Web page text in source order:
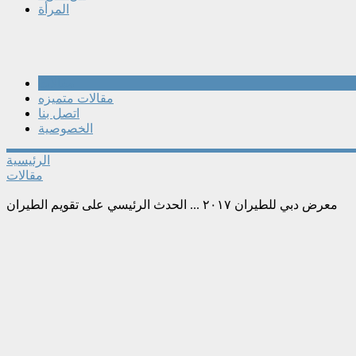
المرأة
مقالات متميزه
اتصل بنا
الخصوصية
الرئيسية
مقالات
معرض دبي للطيران ٢٠١٧ ... الحدث الرئيسي على تقويم الطيران